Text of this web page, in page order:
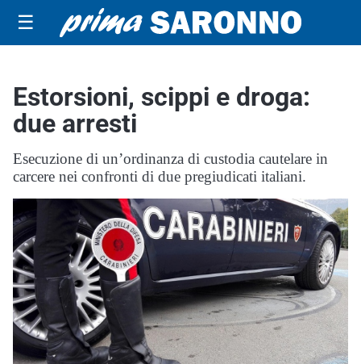
☰
Estorsioni, scippi e droga:
due arresti
Esecuzione di un’ordinanza di custodia cautelare in
carcere nei confronti di due pregiudicati italiani.